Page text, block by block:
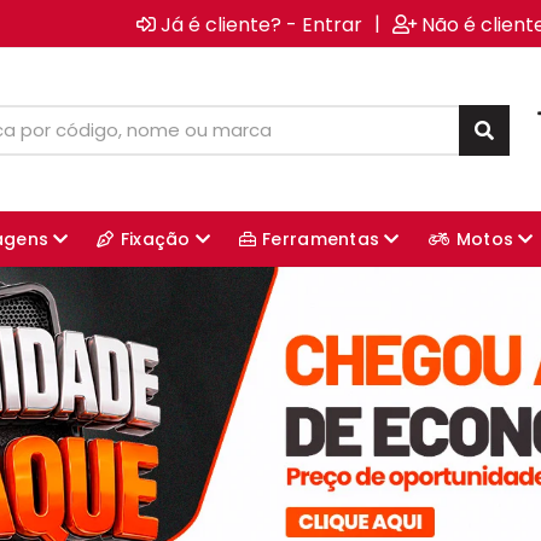
Já é cliente? - Entrar | Não é
Fixação Ferramentas Motos